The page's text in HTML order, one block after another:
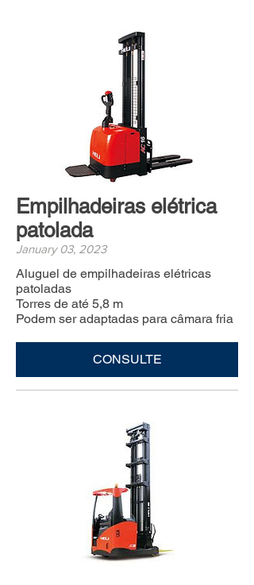
Empilhadeiras elétrica
patolada
January 03, 2023
Aluguel de empilhadeiras elétricas
patoladas
Torres de até 5,8 m
Podem ser adaptadas para câmara fria
CONSULTE